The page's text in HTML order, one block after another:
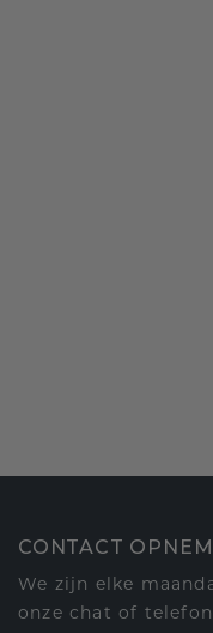
CONTACT
We zijn elke
onze chat of